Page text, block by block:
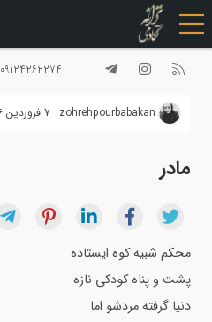
رفتن
به
09124262274
zohrehpourbabakan 7 فروردین 1396
مادر
محکم شبیه کوه ایستاده
پشت و پناه کودکی نازه
دنیا گرفته مردشو اما